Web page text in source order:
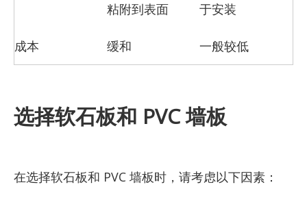
粘附到表面 于安装
成本 缓和 一般较低
选择软石板和 PVC 墙板
在选择软石板和 PVC 墙板时，请考虑以下因素：